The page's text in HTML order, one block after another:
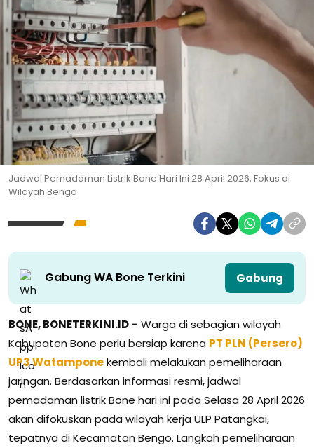
Jadwal Pemadaman Listrik Bone Hari Ini 28 April 2026, Fokus di
Wilayah Bengo
Gabung WA Bone Terkini Gabung
BONE, BONETERKINI.ID – Warga di sebagian wilayah
Kabupaten Bone perlu bersiap karena PT PLN (Persero)
UP3 Watamponekembali melakukan pemeliharaan
jaringan. Berdasarkan informasi resmi, jadwal
pemadaman listrik Bone hari ini pada Selasa 28 April 2026
akan difokuskan pada wilayah kerja ULP Patangkai,
tepatnya di Kecamatan Bengo. Langkah pemeliharaan